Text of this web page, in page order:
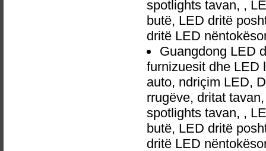
spotlights tavan, ,
butë, LED dritë
dritë LED
Guangdong LED
furnizuesit dhe LED
auto, ndriçim LED,
rrugëve, dritat
spotlights tavan, ,
butë, LED dritë
dritë LED